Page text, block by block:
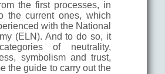
the first processes, in
the current ones, which
with the National
(ELN). And to do so, it
of neutrality,
symbolism and trust,
the guide to carry out the